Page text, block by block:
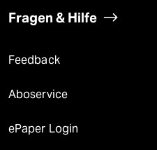
Fragen & Hilfe
Feedback
Aboservice
ePaper Login